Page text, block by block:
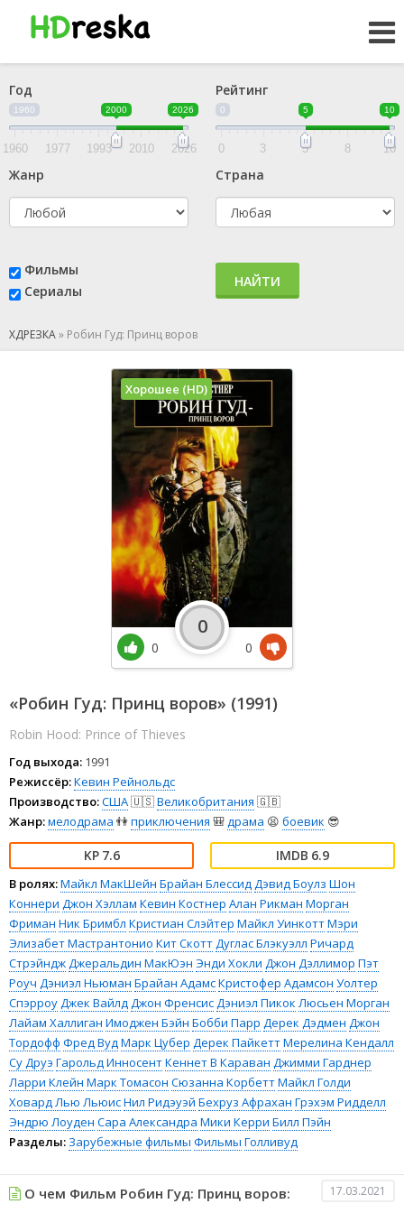
Год
1960 2000 2026
1960 1977 1993 2010 2026
Рейтинг
0 5 10
0 3 5 8 10
Жанр Страна
Фильмы
Сериалы
НАЙТИ
ХДРЕЗКА» Робин Гуд: Принц воров
«Робин Гуд: Принц воров» (1991)
Robin Hood: Prince of Thieves
Год выхода: 1991
Режиссёр:Кевин Рейнольдс
Производство:США🇺🇸Великобритания 🇬🇧
Жанр:мелодрама 👫приключения 🎒драма 😫 боевик 😎
7.6 6.9
В ролях:Майкл МакШейн Брайан БлессидДэвид Боулз Шон
Коннери Джон Хэллам Кевин Костнер Алан Рикман Морган
Фриман Ник Бримбл Кристиан Слэйтер Майкл УинкоттМэри
Элизабет Мастрантонио Кит СкоттДуглас Блэкуэлл Ричард
СтрэйнджДжеральдин МакЮэн Энди Хокли Джон Дэллимор Пэт
Роуч Дэниэл Ньюман Брайан АдамсКристофер Адамсон Уолтер
СпэрроуДжек ВайлдДжон ФренсисДэниэл Пикок Люсьен Морган
Лайам Халлиган Имоджен Бэйн Бобби Парр Дерек Дэдмен Джон
Тордофф Фред ВудМарк Цубер Дерек ПайкеттМерелина Кендалл
Су Друэ Гарольд ИнносентКеннет В Караван Джимми Гарднер
Ларри Клейн Марк Томасон Сюзанна КорбеттМайкл Голди
Ховард Лью ЛьюисНил Ридэуэй Бехруз Афрахан Грэхэм Ридделл
Эндрю Лоуден Сара Александра Мики Керри Билл Пэйн
Разделы: Зарубежные фильмы Фильмы Голливуд
Хорошее (HD)
0
0
0
О чем Фильм Робин Гуд: Принц воров: 17.03.2021